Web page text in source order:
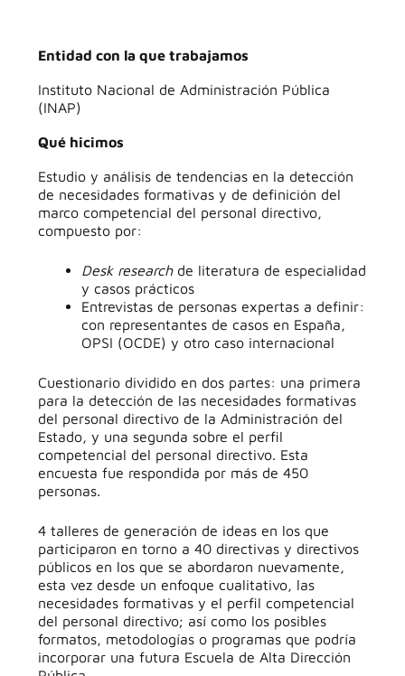
Entidad con la que trabajamos
Instituto Nacional de Administración Pública
(INAP)
Qué hicimos
Estudio y análisis de tendencias en la detección
de necesidades formativas y de definición del
marco competencial del personal directivo,
compuesto por:
Desk researchde literatura de especialidad
y casos prácticos
Entrevistas de personas expertas a definir:
con representantes de casos en España,
OPSI (OCDE) y otro caso internacional
Cuestionario dividido en dos partes: una primera
para la detección de las necesidades formativas
del personal directivo de la Administración del
Estado, y una segunda sobre el perfil
competencial del personal directivo. Esta
encuesta fue respondida por más de 450
personas.
4 talleres de generación de ideas en los que
participaron en torno a 40 directivas y directivos
públicos en los que se abordaron nuevamente,
esta vez desde un enfoque cualitativo, las
necesidades formativas y el perfil competencial
del personal directivo; así como los posibles
formatos, metodologías o programas que podría
incorporar una futura Escuela de Alta Dirección